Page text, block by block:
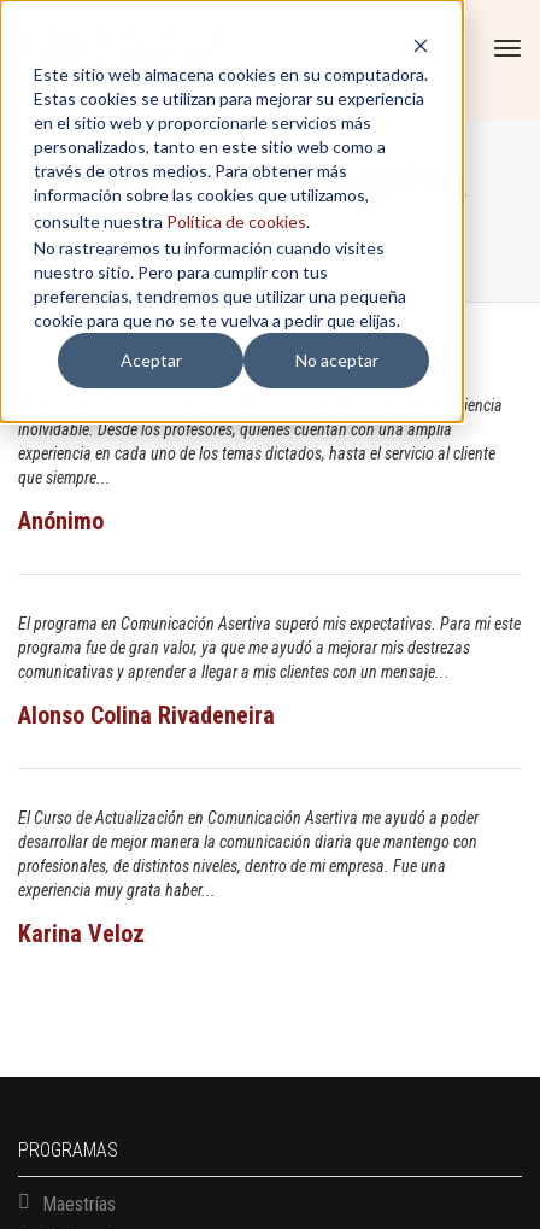
Este sitio web almacena cookies en su computadora.
Estas cookies se utilizan para mejorar su experiencia
en el sitio web y proporcionarle servicios más
personalizados, tanto en este sitio web como a
través de otros medios. Para obtener más
información sobre las cookies que utilizamos,
consulte nuestra Política de cookies.
No rastrearemos tu información cuando visites
nuestro sitio. Pero para cumplir con tus
preferencias, tendremos que utilizar una pequeña
cookie para que no se te vuelva a pedir que elijas.
Aceptar
No aceptar
Comunicación Asertiva
Home / Comunicación Asertiva
Mi participación en el Curso de Comunicación Asertiva fue una experiencia
inolvidable. Desde los profesores, quienes cuentan con una amplia
experiencia en cada uno de los temas dictados, hasta el servicio al cliente
que siempre...
Anónimo
El programa en Comunicación Asertiva superó mis expectativas. Para mi este
programa fue de gran valor, ya que me ayudó a mejorar mis destrezas
comunicativas y aprender a llegar a mis clientes con un mensaje...
Alonso Colina Rivadeneira
El Curso de Actualización en Comunicación Asertiva me ayudó a poder
desarrollar de mejor manera la comunicación diaria que mantengo con
profesionales, de distintos niveles, dentro de mi empresa. Fue una
experiencia muy grata haber...
Karina Veloz
PROGRAMAS
Maestrías